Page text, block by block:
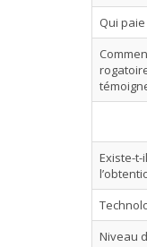
Qui
Existe-
Niveau